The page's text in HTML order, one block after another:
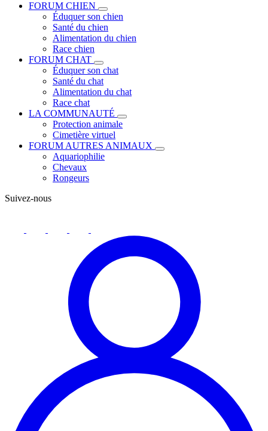
FORUM CHIEN
Éduquer son chien
Santé du chien
Alimentation du chien
Race chien
FORUM CHAT
Éduquer son chat
Santé du chat
Alimentation du chat
Race chat
LA COMMUNAUTÉ
Protection animale
Cimetière virtuel
FORUM AUTRES ANIMAUX
Aquariophilie
Chevaux
Rongeurs
Suivez-nous